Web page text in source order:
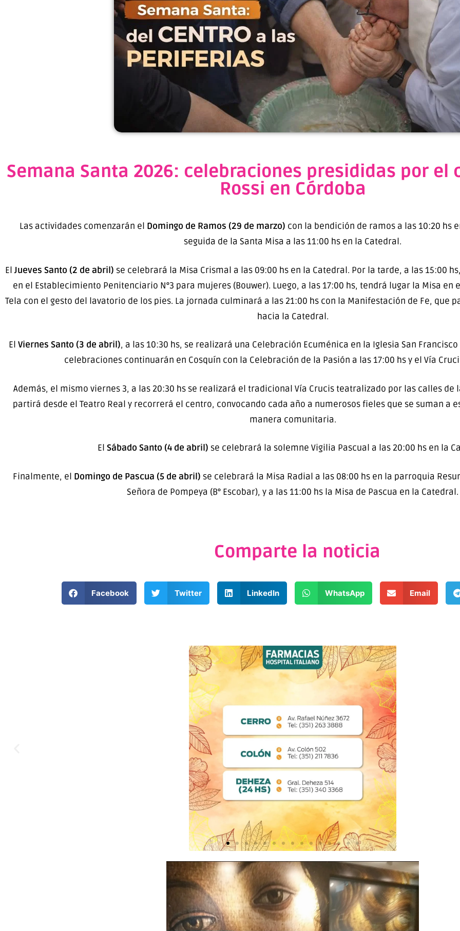
Semana Santa 2026: celebraciones presididas por el
Rossi en Córdoba
Las actividades comenzarán el Domingo de Ramos (29 de marzo) con la bendición de ramos a las 10:20 hs
seguida de la Santa Misa a las 11:00 hs en la Catedral.
ElJueves Santo (2 de abril) se celebrará la Misa Crismal a las 09:00 hs en la Catedral. Por la tarde, a las 15:00
en el Establecimiento Penitenciario N°3 para mujeres (Bouwer). Luego, a las 17:00 hs, tendrá lugar la Misa
Tela con el gesto del lavatorio de los pies. La jornada culminará a las 21:00 hs con la Manifestación de Fe, que
hacia la Catedral.
El Viernes Santo (3 de abril), a las 10:30 hs, se realizará una Celebración Ecuménica en la Iglesia San
celebraciones continuarán en Cosquín con la Celebración de la Pasión a las 17:00 hs y el Vía
Además, el mismo viernes 3, a las 20:30 hs se realizará el tradicional Vía Crucis teatralizado por las calles de
partirá desde el Teatro Real y recorrerá el centro, convocando cada año a numerosos fieles que se suman a
manera comunitaria.
El Sábado Santo (4 de abril) se celebrará la solemne Vigilia Pascual a las 20:00 hs en la
Finalmente, el Domingo de Pascua (5 de abril) se celebrará la Misa Radial a las 08:00 hs en la parroquia
Señora de Pompeya (B° Escobar), y a las 11:00 hs la Misa de Pascua en la Catedral.
Comparte la noticia
Facebook Twitter LinkedIn WhatsApp Email